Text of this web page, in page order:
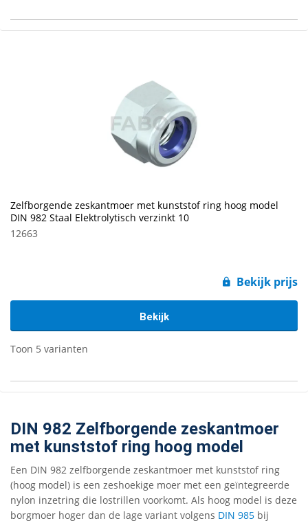
Zelfborgende zeskantmoer met kunststof ring hoog model
DIN 982 Staal Elektrolytisch verzinkt 10
12663
Bekijk prijs
Bekijk
Toon 5 varianten
DIN 982 Zelfborgende zeskantmoer
met kunststof ring hoog model
Een DIN 982 zelfborgende zeskantmoer met kunststof ring
(hoog model) is een zeshoekige moer met een geïntegreerde
nylon inzetring die lostrillen voorkomt. Als hoog model is deze
borgmoer hoger dan de lage variant volgens DIN 985 bij